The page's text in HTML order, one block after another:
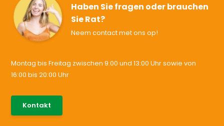
Haben Sie fragen oder brauchen
Sie Rat?
Neem contact met ons op!
Montag bis Freitag zwischen 9:00 und 13:00 Uhr sowie von
16:00 bis 20:00 Uhr
Kontakt